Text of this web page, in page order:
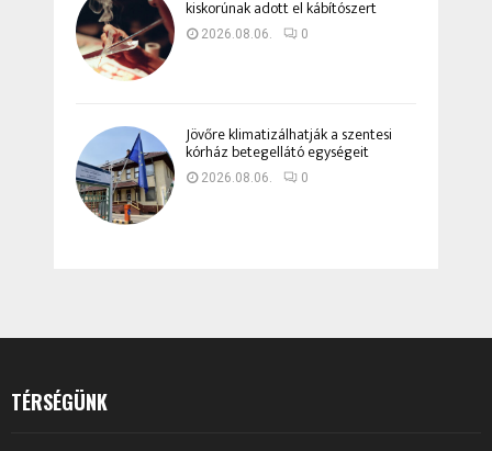
kiskorúnak adott el kábítószert
2026.08.06. 0
Jövőre klimatizálhatják a szentesi
kórház betegellátó egységeit
2026.08.06. 0
TÉRSÉGÜNK